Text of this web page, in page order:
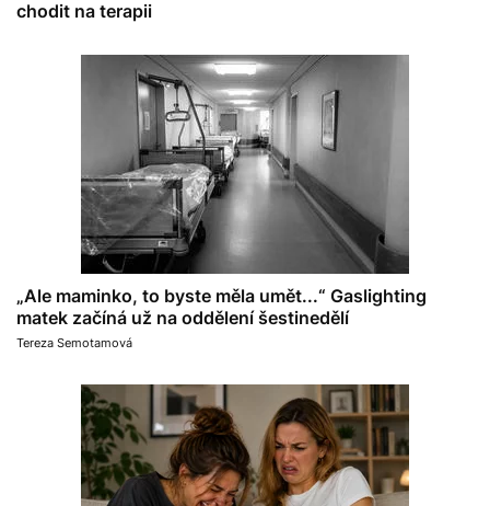
chodit na terapii
„Ale maminko, to byste měla umět...“ Gaslighting
matek začíná už na oddělení šestinedělí
Tereza Semotamová